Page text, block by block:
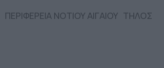
ΠΕΡΙΦΕΡΕΙΑ ΝΟΤΙΟΥ ΑΙΓΑΙΟΥ ΤΗΛΟΣ